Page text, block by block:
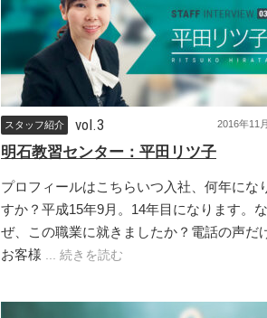
スタッフ紹介 vol.3 2016年11
明石教習センター：平田リツ子
プロフィールはこちらいつ入社、何年にな
すか？平成15年9月。14年目になります。な
ぜ、この職業に就きましたか？電話の声だ
お客様 ... 続きを読む